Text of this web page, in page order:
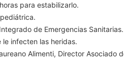
para estabilizarlo.
de Emergencias Sanitarias.
infecten las heridas.
Alimenti, Director Asociado